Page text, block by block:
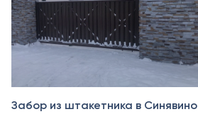
Забор из штакетника в Синявино